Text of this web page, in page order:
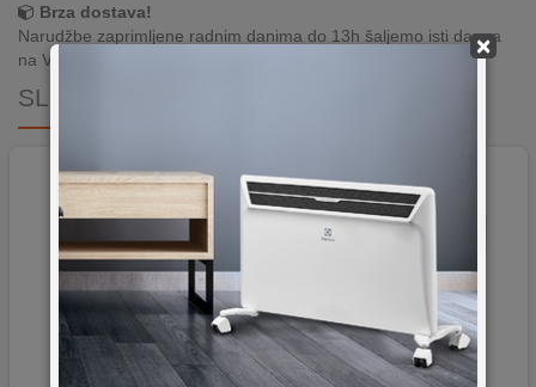
×
Brza dostava!
Narudžbe zaprimljene radnim danima do 13h šaljemo isti dan, a
na Vašoj adresi paket je već za 24–48h.
SLIČNI PROIZVODI